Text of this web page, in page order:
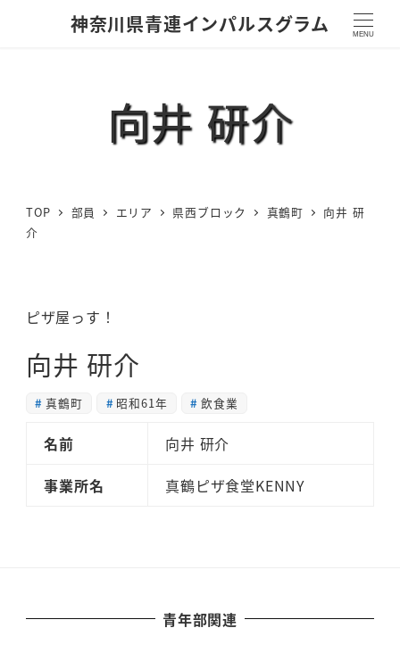
神奈川県青連インパルスグラム MENU
向井 研介
TOP 部員 エリア 県西ブロック 真鶴町
向井 研
介
ピザ屋っす！
向井 研介
真鶴町 昭和61年 飲食業
名前
向井 研介
事業所名
真鶴ピザ食堂KENNY
青年部関連